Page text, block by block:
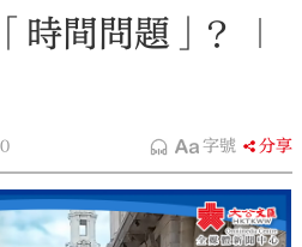
間問題」？｜
字號 分享